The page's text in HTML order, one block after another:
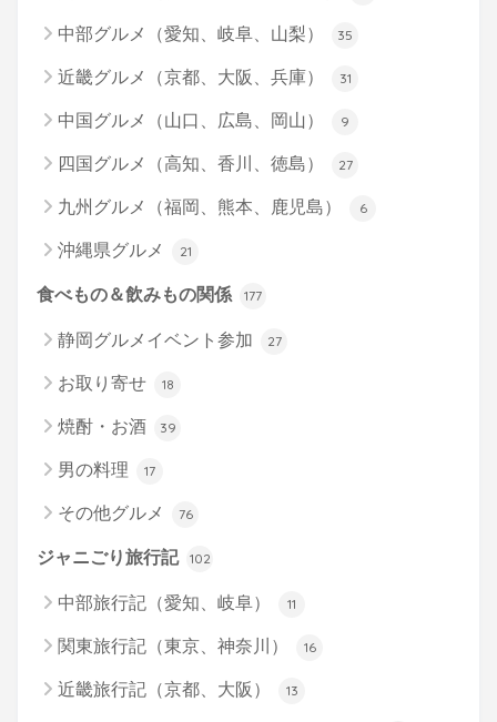
中部グルメ（愛知、岐阜、山梨） 35
近畿グルメ（京都、大阪、兵庫） 31
中国グルメ（山口、広島、岡山） 9
四国グルメ（高知、香川、徳島） 27
九州グルメ（福岡、熊本、鹿児島） 6
沖縄県グルメ 21
食べもの＆飲みもの関係 177
静岡グルメイベント参加 27
お取り寄せ 18
焼酎・お酒 39
男の料理 17
その他グルメ 76
ジャニごり旅行記 102
中部旅行記（愛知、岐阜） 11
関東旅行記（東京、神奈川） 16
近畿旅行記（京都、大阪） 13